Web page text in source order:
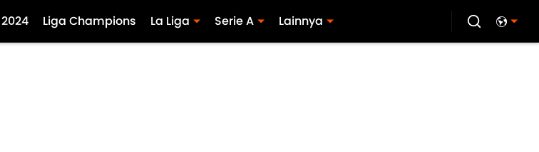
Liga Champions La Liga Serie A Lainnya